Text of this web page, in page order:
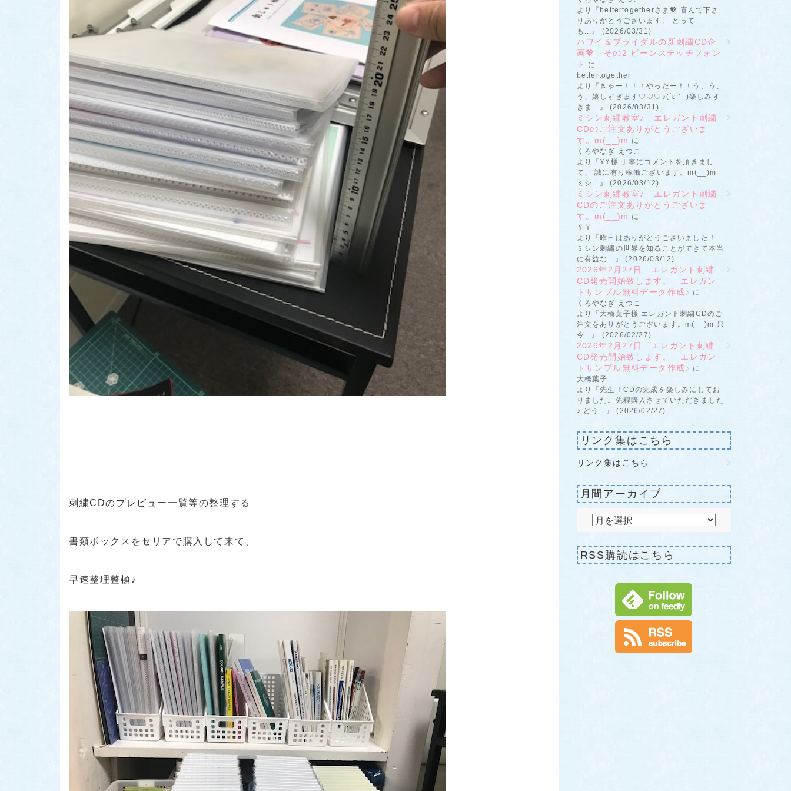
刺繍CDのプレビュー一覧等の整理する
書類ボックスをセリアで購入して来て、
早速整理整頓♪
より『bettertogetherさま💖 喜んで下さ
りありがとうございます。 とって
も...』 (2026/03/31)
ハワイ＆ブライダルの新刺繍CD企
画💖 その2 ビーンステッチフォン
ト
に
bettertogether
より『きゃー！！！やったー！！う、う、
う、嬉しすぎます♡♡♡♪(´ε｀ )楽しみす
ぎま...』 (2026/03/31)
ミシン刺繍教室♪ エレガント刺繍
CDのご注文ありがとうございま
す。m(__)m に
くろやなぎ えつこ
より『YY様 丁寧にコメントを頂きまし
て、 誠に有り稼働ございます。m(__)m
ミシ...』 (2026/03/12)
ミシン刺繍教室♪ エレガント刺繍
CDのご注文ありがとうございま
す。m(__)m に
ＹＹ
より『昨日はありがとうございました！
ミシン刺繍の世界を知ることができて本当
に有益な...』 (2026/03/12)
2026年2月27日 エレガント刺繍
CD発売開始致します。 エレガン
トサンプル無料データ作成♪ に
くろやなぎ えつこ
より『大橋葉子様 エレガント刺繍CDのご
注文をありがとうございます。m(__)m 只
今...』 (2026/02/27)
2026年2月27日 エレガント刺繍
CD発売開始致します。 エレガン
トサンプル無料データ作成♪ に
大橋葉子
より『先生！CDの完成を楽しみにしてお
りました。先程購入させていただきました
♪ どう...』 (2026/02/27)
リンク集はこちら
リンク集はこちら
月間アーカイブ
RSS購読はこちら